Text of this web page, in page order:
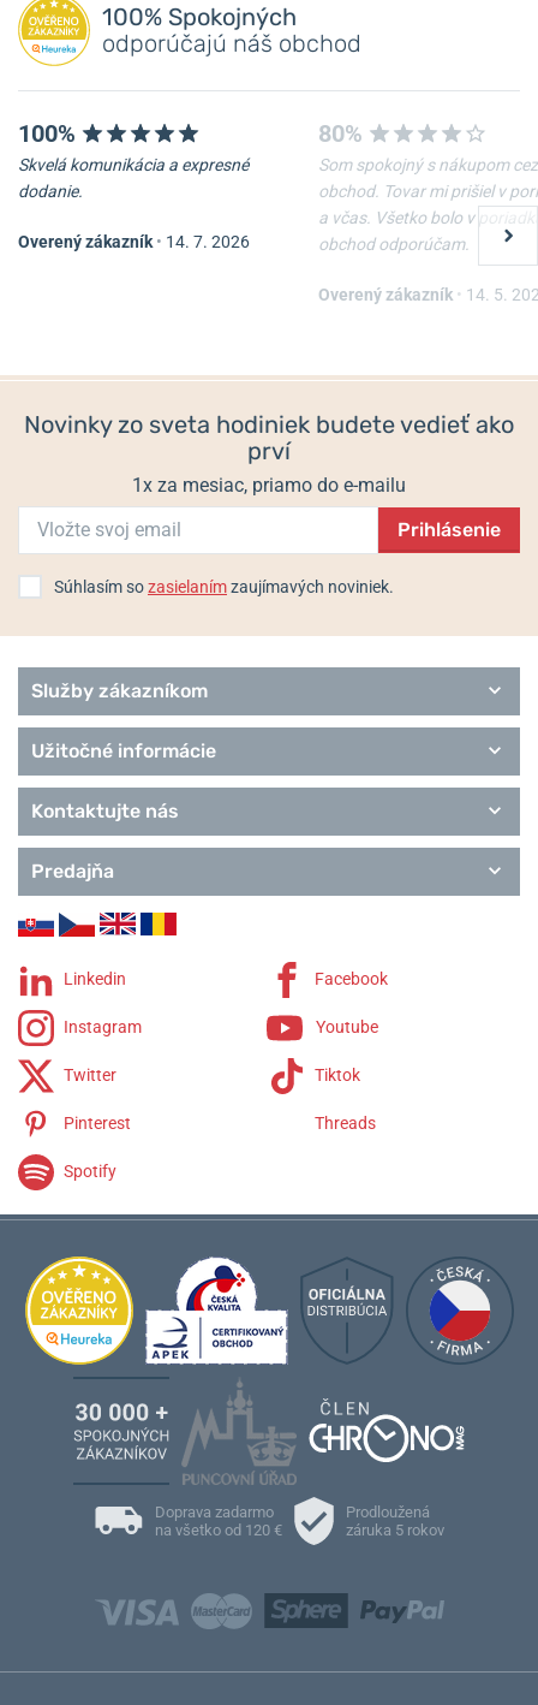
100% Spokojných
odporúčajú náš obchod
100%
Skvelá komunikácia a expresné
dodanie.
Overený zákazník • 14. 7. 2026
80%
Som spokojný s nákupom cez
obchod. Tovar mi prišiel v
a včas. Všetko bolo v
obchod odporúčam.
Overený zákazník • 14. 5.
Novinky zo sveta hodiniek budete vedieť ako
prví
1x za mesiac, priamo do e-mailu
Prihlásenie
Súhlasím sozasielanímzaujímavých noviniek.
Služby zákazníkom
Užitočné informácie
Kontaktujte nás
Predajňa
Linkedin Facebook
Instagram Youtube
Twitter Tiktok
Pinterest Threads
Spotify
Doprava zadarmo
na všetko od 120 €
Prodloužená
záruka 5 rokov